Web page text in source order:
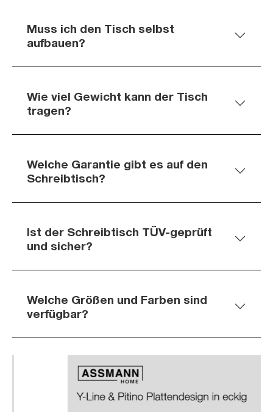
Muss ich den Tisch selbst
aufbauen?
Wie viel Gewicht kann der Tisch
tragen?
Welche Garantie gibt es auf den
Schreibtisch?
Ist der Schreibtisch TÜV-geprüft
und sicher?
Welche Größen und Farben sind
verfügbar?